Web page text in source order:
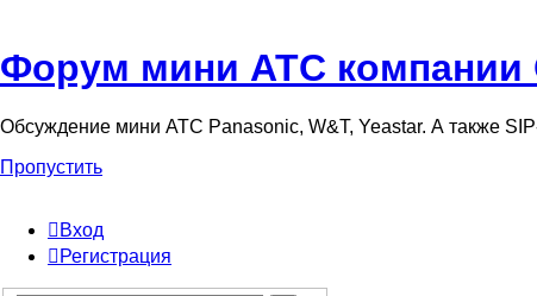
Форум мини АТС компании
Обсуждение мини АТС Panasonic, W&T, Yeastar. А также
Пропустить
Вход
Регистрация